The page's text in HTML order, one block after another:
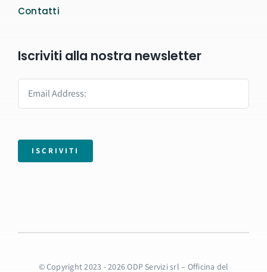
Contatti
Iscriviti alla nostra newsletter
ISCRIVITI
© Copyright 2023 - 2026 ODP Servizi srl – Officina del